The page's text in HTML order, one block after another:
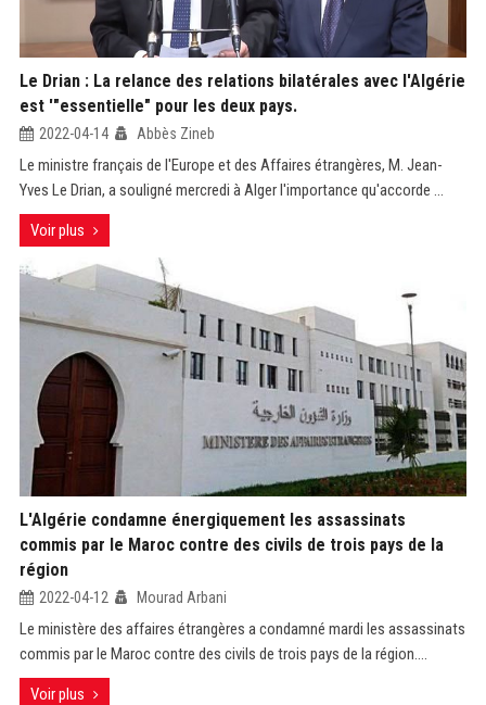
Le Drian : La relance des relations bilatérales avec l'Algérie
est '"essentielle" pour les deux pays.
2022-04-14 Abbès Zineb
Le ministre français de l'Europe et des Affaires étrangères, M. Jean-
Yves Le Drian, a souligné mercredi à Alger l'importance qu'accorde ...
Voir plus
L'Algérie condamne énergiquement les assassinats
commis par le Maroc contre des civils de trois pays de la
région
2022-04-12 Mourad Arbani
Le ministère des affaires étrangères a condamné mardi les assassinats
commis par le Maroc contre des civils de trois pays de la région....
Voir plus